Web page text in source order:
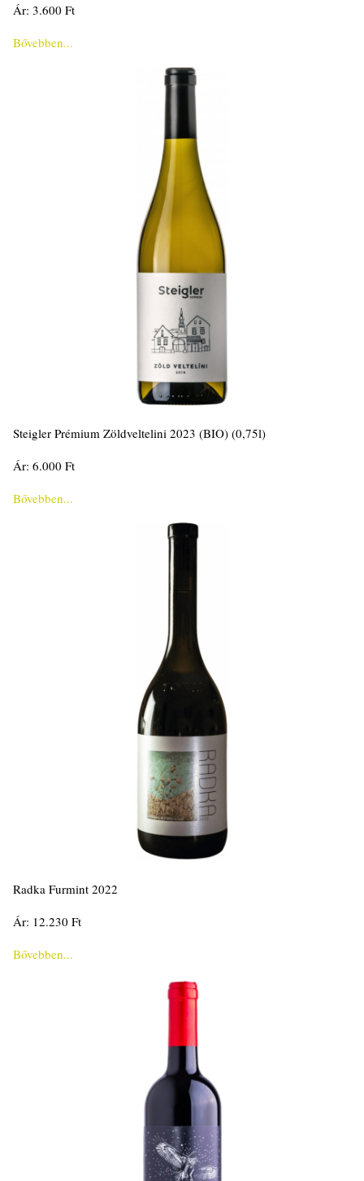
Ár: 3.600 Ft
Bővebben...
Steigler Prémium Zöldveltelini 2023 (BIO) (0,75l)
Ár: 6.000 Ft
Bővebben...
Radka Furmint 2022
Ár: 12.230 Ft
Bővebben...